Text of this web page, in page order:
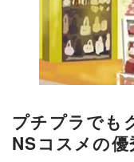
プチプラでも
NSコスメの